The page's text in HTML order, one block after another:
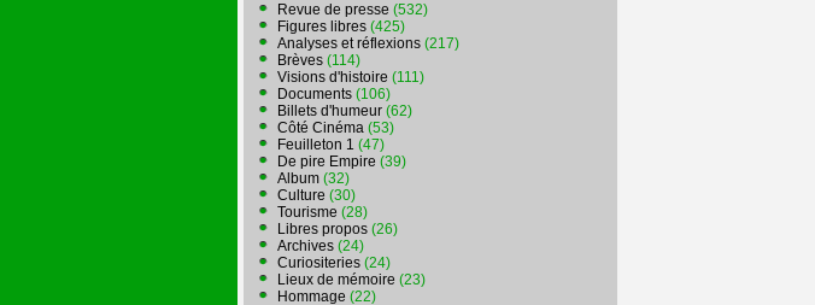
Revue de presse (532)
Figures libres (425)
Analyses et réflexions (217)
Brèves (114)
Visions d'histoire (111)
Documents (106)
Billets d'humeur (62)
Côté Cinéma (53)
Feuilleton 1 (47)
De pire Empire (39)
Album (32)
Culture (30)
Tourisme (28)
Libres propos (26)
Archives (24)
Curiositeries (24)
Lieux de mémoire (23)
Hommage (22)